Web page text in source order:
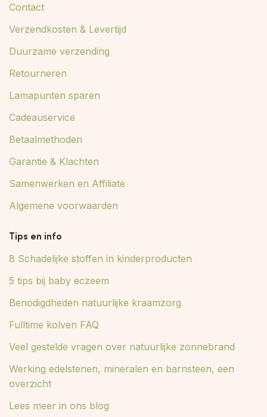
Contact
Verzendkosten & Levertijd
Duurzame verzending
Retourneren
Lamapunten sparen
Cadeauservice
Betaalmethoden
Garantie & Klachten
Samenwerken en Affiliate
Algemene voorwaarden
Tips en info
8 Schadelijke stoffen in kinderproducten
5 tips bij baby eczeem
Benodigdheden natuurlijke kraamzorg
Fulltime kolven FAQ
Veel gestelde vragen over natuurlijke zonnebrand
Werking edelstenen, mineralen en barnsteen, een
overzicht
Lees meer in ons blog